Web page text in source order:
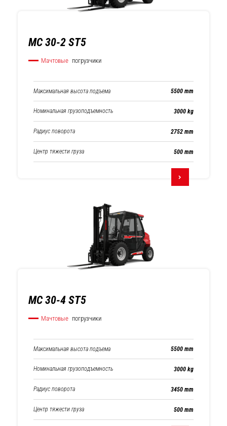
MC 30-2 ST5
Мачтовые погрузчики
Максимальная высота подъема 5500 mm
Номинальная грузоподъемность 3000 kg
Радиус поворота 2752 mm
Центр тяжести груза 500 mm
MC 30-4 ST5
Мачтовые погрузчики
Максимальная высота подъема 5500 mm
Номинальная грузоподъемность 3000 kg
Радиус поворота 3450 mm
Центр тяжести груза 500 mm